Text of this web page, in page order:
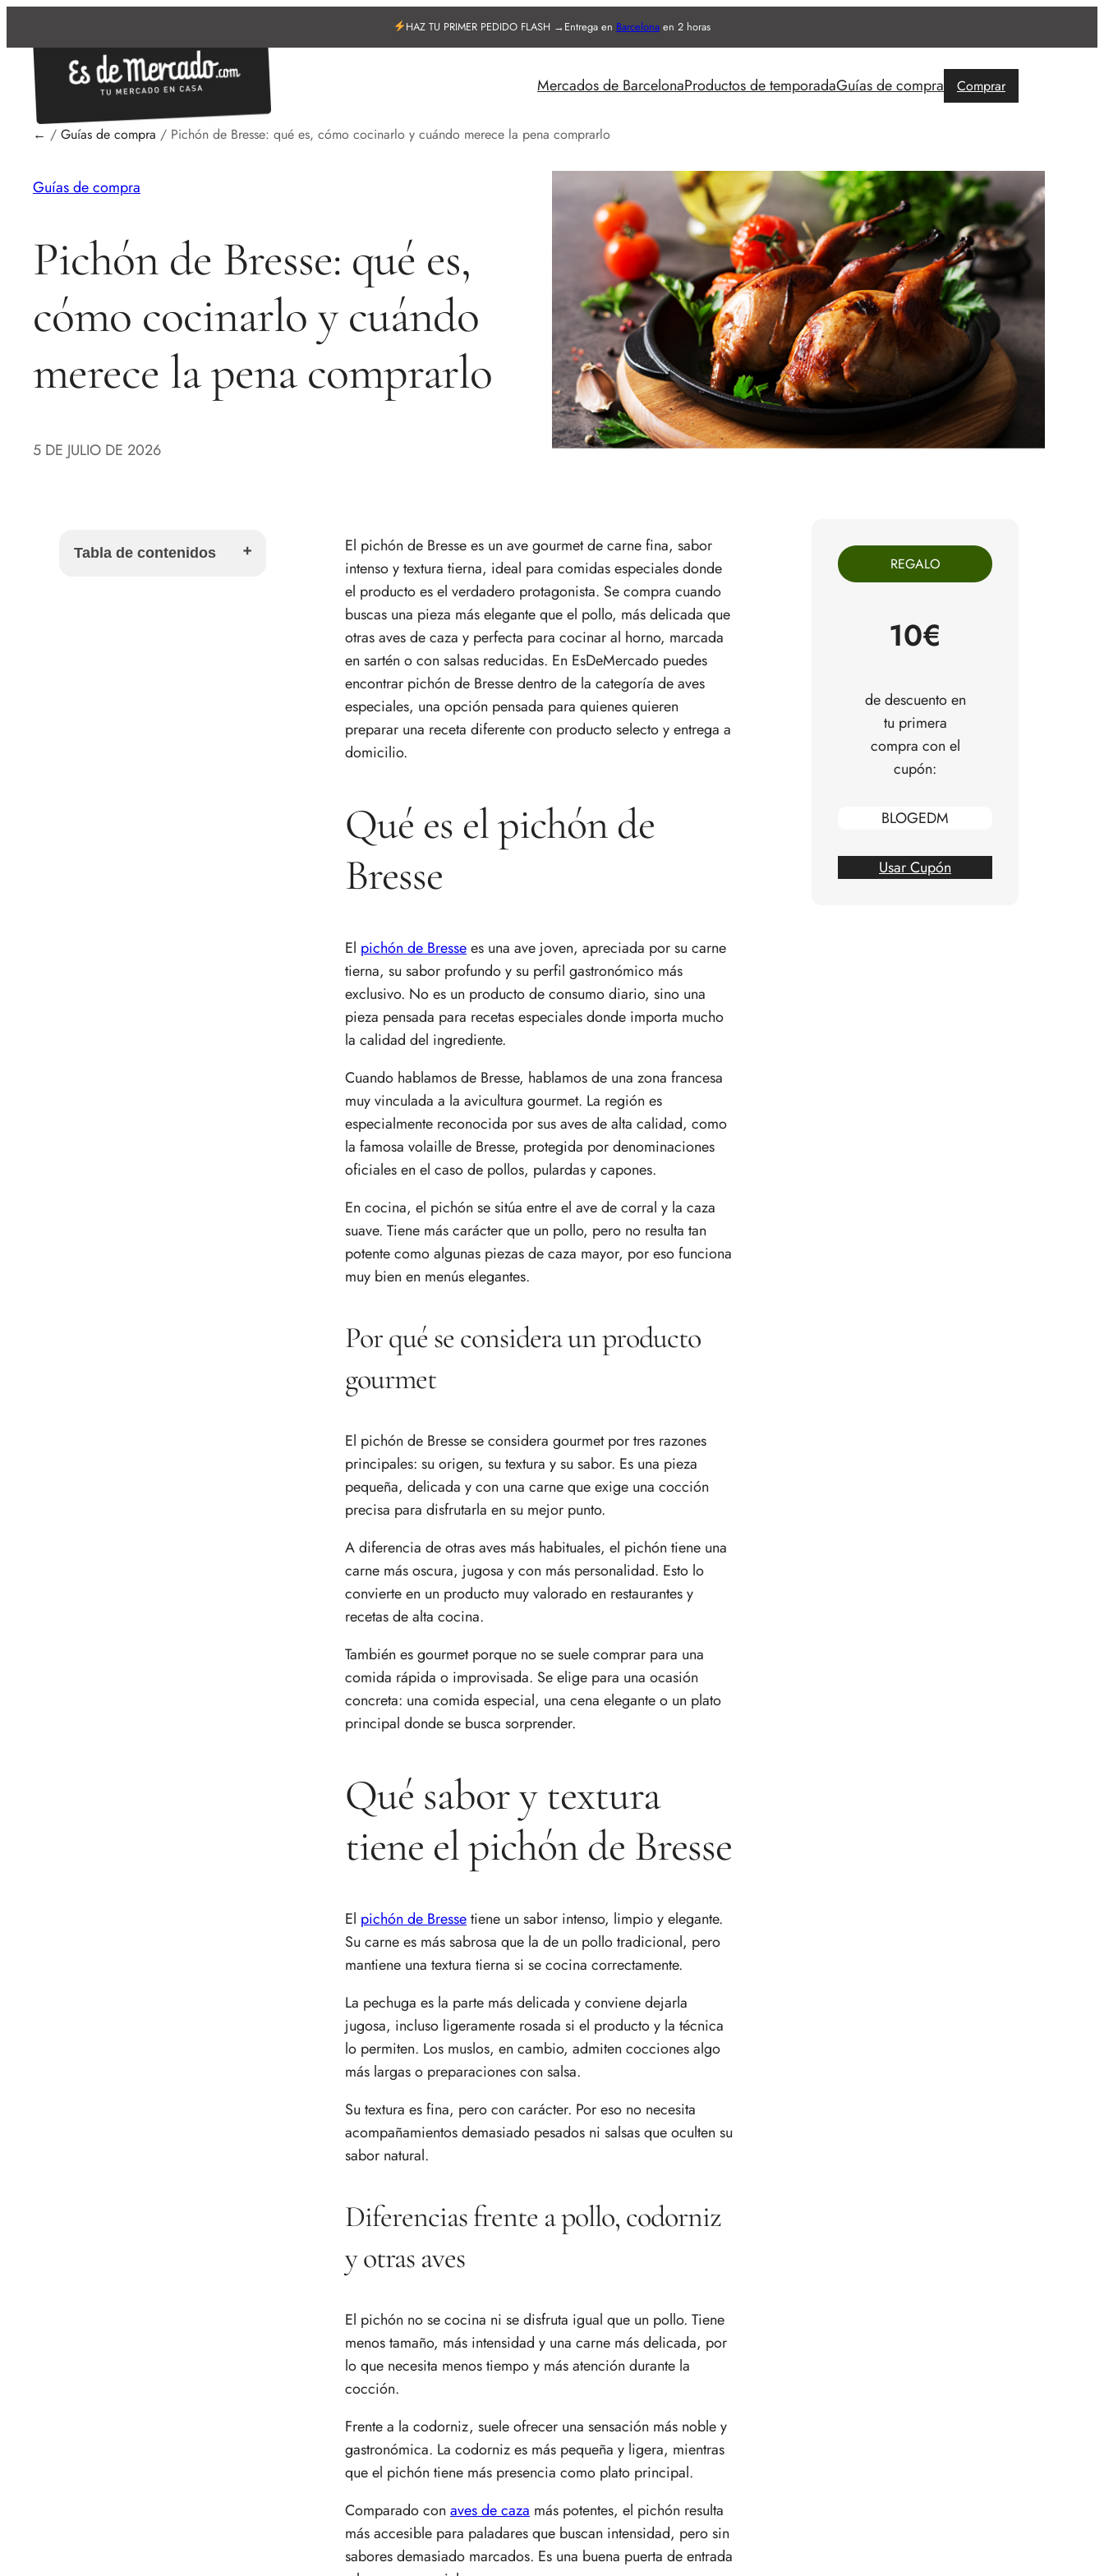
HAZ TU PRIMER PEDIDO FLASH →Entrega en Barcelonaen 2 horas
Mercados de BarcelonaProductos de temporadaGuías de compra Comprar
← / Guías de compra / Pichón de Bresse: qué es, cómo cocinarlo y cuándo merece la pena comprarlo
Guías de compra
Pichón de Bresse: qué es,
cómo cocinarlo y cuándo
merece la pena comprarlo
5 DE JULIO DE 2026
Tabla de contenidos
El pichón de Bresse es un ave gourmet de carne fina, sabor
intenso y textura tierna, ideal para comidas especiales donde
el producto es el verdadero protagonista. Se compra cuando
buscas una pieza más elegante que el pollo, más delicada que
otras aves de caza y perfecta para cocinar al horno, marcada
en sartén o con salsas reducidas. En EsDeMercado puedes
encontrar pichón de Bresse dentro de la categoría de aves
especiales, una opción pensada para quienes quieren
preparar una receta diferente con producto selecto y entrega a
domicilio.
Qué es el pichón de
Bresse
El pichón de Bressees una ave joven, apreciada por su carne
tierna, su sabor profundo y su perfil gastronómico más
exclusivo. No es un producto de consumo diario, sino una
pieza pensada para recetas especiales donde importa mucho
la calidad del ingrediente.
Cuando hablamos de Bresse, hablamos de una zona francesa
muy vinculada a la avicultura gourmet. La región es
especialmente reconocida por sus aves de alta calidad, como
la famosa volaille de Bresse, protegida por denominaciones
oficiales en el caso de pollos, pulardas y capones.
En cocina, el pichón se sitúa entre el ave de corral y la caza
suave. Tiene más carácter que un pollo, pero no resulta tan
potente como algunas piezas de caza mayor, por eso funciona
muy bien en menús elegantes.
Por qué se considera un producto
gourmet
El pichón de Bresse se considera gourmet por tres razones
principales: su origen, su textura y su sabor. Es una pieza
pequeña, delicada y con una carne que exige una cocción
precisa para disfrutarla en su mejor punto.
A diferencia de otras aves más habituales, el pichón tiene una
carne más oscura, jugosa y con más personalidad. Esto lo
convierte en un producto muy valorado en restaurantes y
recetas de alta cocina.
También es gourmet porque no se suele comprar para una
comida rápida o improvisada. Se elige para una ocasión
concreta: una comida especial, una cena elegante o un plato
principal donde se busca sorprender.
Qué sabor y textura
tiene el pichón de Bresse
El pichón de Bressetiene un sabor intenso, limpio y elegante.
Su carne es más sabrosa que la de un pollo tradicional, pero
mantiene una textura tierna si se cocina correctamente.
La pechuga es la parte más delicada y conviene dejarla
jugosa, incluso ligeramente rosada si el producto y la técnica
lo permiten. Los muslos, en cambio, admiten cocciones algo
más largas o preparaciones con salsa.
Su textura es fina, pero con carácter. Por eso no necesita
acompañamientos demasiado pesados ni salsas que oculten su
sabor natural.
Diferencias frente a pollo, codorniz
y otras aves
El pichón no se cocina ni se disfruta igual que un pollo. Tiene
menos tamaño, más intensidad y una carne más delicada, por
lo que necesita menos tiempo y más atención durante la
cocción.
Frente a la codorniz, suele ofrecer una sensación más noble y
gastronómica. La codorniz es más pequeña y ligera, mientras
que el pichón tiene más presencia como plato principal.
Comparado con aves de caza más potentes, el pichón resulta
más accesible para paladares que buscan intensidad, pero sin
sabores demasiado marcados. Es una buena puerta de entrada
REGALO
10€
de descuento en
tu primera
compra con el
cupón:
BLOGEDM
Usar Cupón